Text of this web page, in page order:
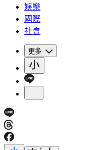
娛樂
國際
社會
更多